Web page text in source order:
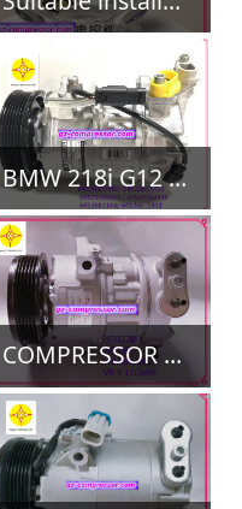
号
车配件有限公司 ALL
备16016678号
号-1